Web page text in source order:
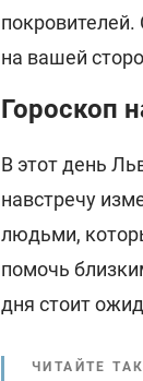
на вашей
Гороскоп
В этот день
навстречу
людьми,
помочь
дня стоит
ЧИТАЙТЕ